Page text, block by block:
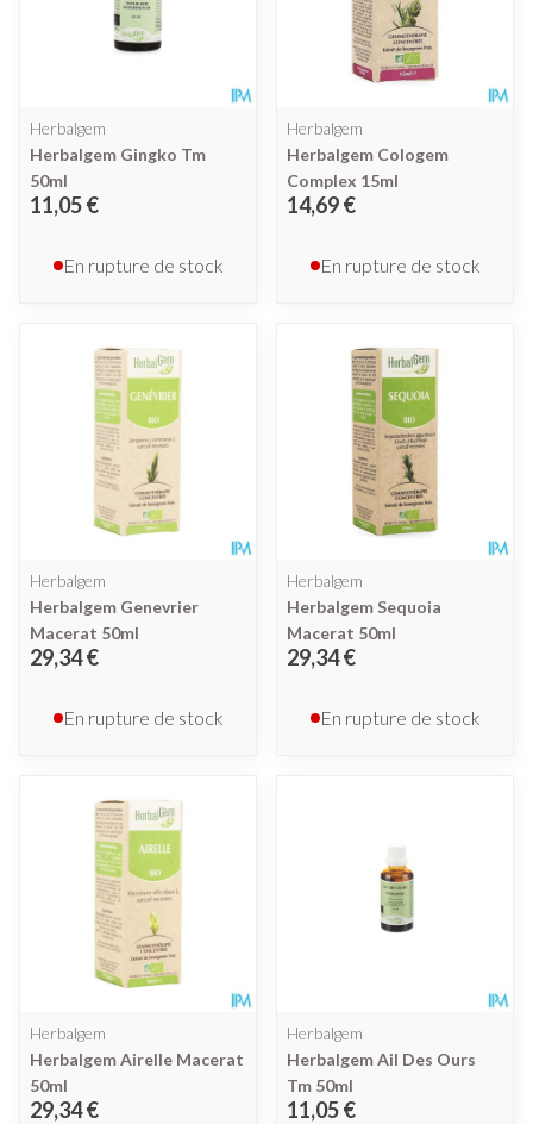
Herbalgem
Herbalgem Gingko Tm
50ml
11,05 €
En rupture de stock
Herbalgem
Herbalgem Cologem
Complex 15ml
14,69 €
En rupture de stock
Herbalgem
Herbalgem Genevrier
Macerat 50ml
29,34 €
En rupture de stock
Herbalgem
Herbalgem Sequoia
Macerat 50ml
29,34 €
En rupture de stock
Herbalgem
Herbalgem Airelle Macerat
50ml
29,34 €
Herbalgem
Herbalgem Ail Des Ours
Tm 50ml
11,05 €